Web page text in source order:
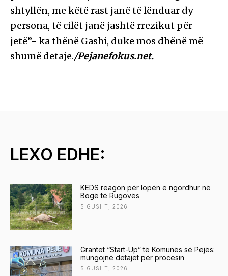
shtyllën, me këtë rast janë të lënduar dy
persona, të cilët janë jashtë rrezikut për
jetë”- ka thënë Gashi, duke mos dhënë më
shumë detaje./Pejanefokus.net.
LEXO EDHE:
KEDS reagon për lopën e ngordhur në
Bogë të Rugovës
5 GUSHT, 2026
Grantet “Start-Up” të Komunës së Pejës:
mungojnë detajet për procesin
5 GUSHT, 2026